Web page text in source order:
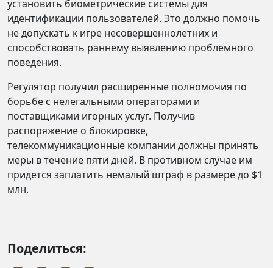
установить биометрические системы для
идентификации пользователей. Это должно помочь
не допускать к игре несовершеннолетних и
способствовать раннему выявлению проблемного
поведения.
Регулятор получил расширенные полномочия по
борьбе с нелегальными операторами и
поставщиками игорных услуг. Получив
распоряжение о блокировке,
телекоммуникационные компании должны принять
меры в течение пяти дней. В противном случае им
придется заплатить немалый штраф в размере до $1
млн.
Поделиться: